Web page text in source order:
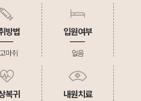
방법
마취
입원여부
없음
복귀 내원치료